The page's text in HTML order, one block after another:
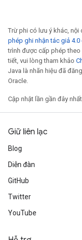
Trừ phi có lưu ý khác,
phép ghi nhận tác giả
trình được cấp phép theo
tiết, vui lòng tham khảo
Java là nhãn hiệu đã
Oracle.
Cập nhật lần gần đây
Giữ liên lạc
Blog
Diễn đàn
GitHub
Twitter
YouTube